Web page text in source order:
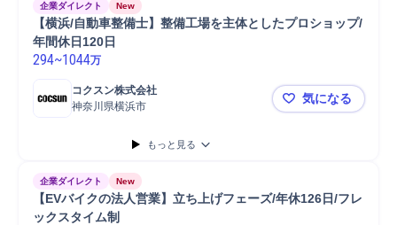
企業ダイレクト New
【横浜/自動車整備士】整備工場を主体としたプロショップ/
年間休日120日
294~1044万
コクスン株式会社
神奈川県横浜市
【横浜/自動
気になる
もっと見る
企業ダイレクト New
【EVバイクの法人営業】立ち上げフェーズ/年休126日/フレ
ックスタイム制